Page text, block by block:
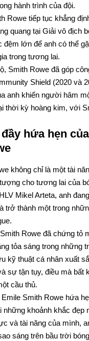
hành trình của đội.
Rowe tiếp tục khẳng
quang tại Giải vô địch
lớn để anh có thể
trong tương lai.
Smith Rowe đã góp
Shield (2020 và
anh khiến người hâm
thời kỳ hoàng kim, với
hứa hẹn
không chỉ là một tài
cho tương lai của
Mikel Arteta, anh
trở thành một trong
Rowe đã chứng tỏ
tỏa sáng trong những
kỹ thuật cá nhân xuất
sự tận tụy, điều mà bất
cầu thủ.
Smith Rowe hứa
những khoảnh khắc đẹp
và tài năng của mình,
sáng trên bầu trời